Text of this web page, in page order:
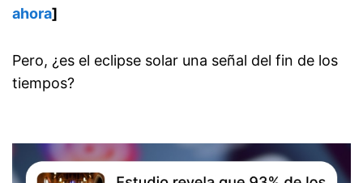
ahora]
Pero, ¿es el eclipse solar una señal del fin de los
tiempos?